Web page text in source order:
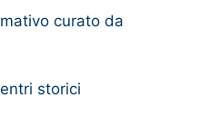
curato da
storici